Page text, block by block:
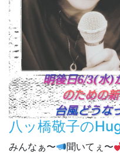
八ッ橋敬子の
みんなぁ〜 聞いてぇ〜